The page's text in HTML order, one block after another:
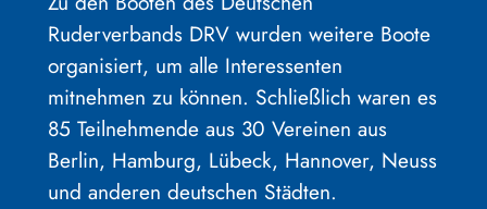
Ruderverbands DRV wurden weitere Boote
organisiert, um alle Interessenten
mitnehmen zu können. Schließlich waren es
85 Teilnehmende aus 30 Vereinen aus
Berlin, Hamburg, Lübeck, Hannover, Neuss
und anderen deutschen Städten.